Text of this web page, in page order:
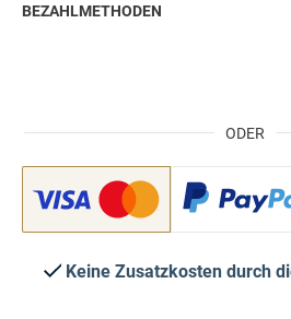
ODER
BEZAHLMETHODEN
Keine Zusatzkosten durch